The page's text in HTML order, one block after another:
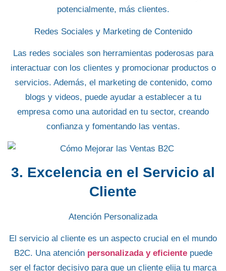
potencialmente, más clientes.
Redes Sociales y Marketing de Contenido
Las redes sociales son herramientas poderosas para
interactuar con los clientes y promocionar productos o
servicios. Además, el marketing de contenido, como
blogs y videos, puede ayudar a establecer a tu
empresa como una autoridad en tu sector, creando
confianza y fomentando las ventas.
3. Excelencia en el Servicio al
Cliente
Atención Personalizada
El servicio al cliente es un aspecto crucial en el mundo
B2C. Una atenciónpersonalizada y eficientepuede
ser el factor decisivo para que un cliente elija tu marca